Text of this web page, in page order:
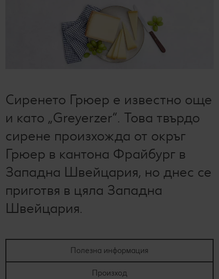
Лексикон на свежестта
Ние сме семейство
Развлечения, отдих и свободно време
Сиренето Грюер е известно още
и като „Greyerzer“. Това твърдо
сирене произхожда от окръг
Грюер в кантона Фрайбург в
Западна Швейцария, но днес се
приготвя в цяла Западна
Швейцария.
Полезна информация
Произход